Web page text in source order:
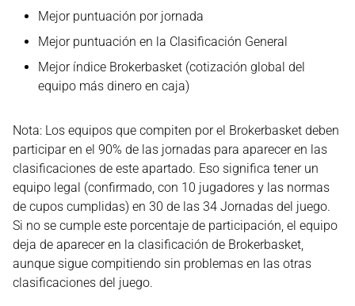
Mejor puntuación por jornada
Mejor puntuación en la Clasificación General
Mejor índice Brokerbasket (cotización global del
equipo más dinero en caja)
Nota: Los equipos que compiten por el Brokerbasket deben
participar en el 90% de las jornadas para aparecer en las
clasificaciones de este apartado. Eso significa tener un
equipo legal (confirmado, con 10 jugadores y las normas
de cupos cumplidas) en 30 de las 34 Jornadas del juego.
Si no se cumple este porcentaje de participación, el equipo
deja de aparecer en la clasificación de Brokerbasket,
aunque sigue compitiendo sin problemas en las otras
clasificaciones del juego.